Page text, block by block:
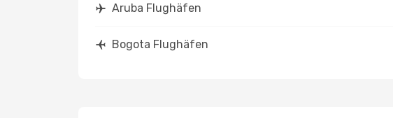
Aruba Flughäfen
Bogota Flughäfen